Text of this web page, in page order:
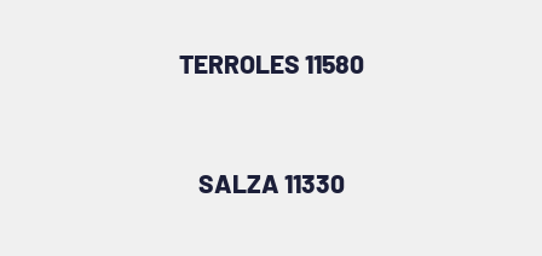
TERROLES 11580
SALZA 11330